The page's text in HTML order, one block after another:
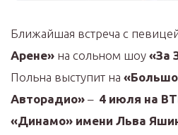
Ближайшая встреча с
Арене» на сольном шоу «За
Польна выступит на
Авторадио» – 4 июля на
«Динамо» имени Льва